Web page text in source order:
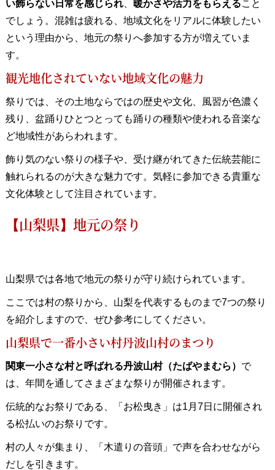
い飾らない日常を感じられ、 暖かさや活力をもらえること
でしょう。混雑は疲れる、地域文化をリアルに体験したい
という理由から、地元の祭りへ参加する方が増えていま
す。
観光地化されていない地域文化の魅力
祭りでは、その土地ならではの歴史や文化、風習が色濃く
残り、盆踊りひとつとっても踊りの種類や使われる音楽な
ど地域性があらわれます。
飾り気のない祭りの様子や、受け継がれてきた伝統芸能に
触れられるのが大きな魅力です。気軽に参加できる貴重な
文化体験として注目されています。
【山梨県】地元の祭り
山梨県では各地で地元の祭りが守り続けられています。
ここでは村の祭りから、山梨を代表するものまで7つの祭り
を紹介しますので、ぜひ参考にしてください。
山梨県で一番小さい村丹波山村のまつり
関東一小さな村と呼ばれる丹波山村（たばやまむら） で
は、年間を通してさまざまな祭りが開催されます。
伝統的なお祭りである、「お松曳き」は1月7日に開催され
る松払いのお祭りです。
村の人々が集まり、「木遣りの音頭」で声を合わせながら
だしを引きます。